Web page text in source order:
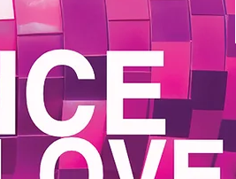
engaging introduction.
own text.